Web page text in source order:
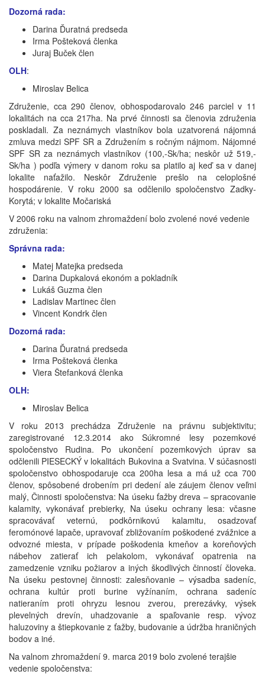
Dozorná rada:
Darina Ďuratná predseda
Irma Pošteková členka
Juraj Buček člen
OLH:
Miroslav Belica
Združenie, cca 290 členov, obhospodarovalo 246 parciel v 11
lokalitách na cca 217ha. Na prvé činnosti sa členovia združenia
poskladali. Za neznámych vlastníkov bola uzatvorená nájomná
zmluva medzi SPF SR a Združením s ročným nájmom. Nájomné
SPF SR za neznámych vlastníkov (100,-Sk/ha; neskôr už 519,-
Sk/ha ) podľa výmery v danom roku sa platilo aj keď sa v danej
lokalite naťažilo. Neskôr Združenie prešlo na celoplošné
hospodárenie. V roku 2000 sa odčlenilo spoločenstvo Zadky-
Korytá; v lokalite Močariská
V 2006 roku na valnom zhromaždení bolo zvolené nové vedenie
združenia:
Správna rada:
Matej Matejka predseda
Darina Dupkalová ekonóm a pokladník
Lukáš Guzma člen
Ladislav Martinec člen
Vincent Kondrk člen
Dozorná rada:
Darina Ďuratná predseda
Irma Pošteková členka
Viera Štefanková členka
OLH:
Miroslav Belica
V roku 2013 prechádza Združenie na právnu subjektivitu;
zaregistrované 12.3.2014 ako Súkromné lesy pozemkové
spoločenstvo Rudina. Po ukončení pozemkových úprav sa
odčlenili PIESECKÝ v lokalitách Bukovina a Svatvina. V súčasnosti
spoločenstvo obhospodaruje cca 200ha lesa a má už cca 700
členov, spôsobené drobením pri dedení ale záujem členov veľmi
malý, Činnosti spoločenstva: Na úseku ťažby dreva – spracovanie
kalamity, vykonávať prebierky, Na úseku ochrany lesa: včasne
spracovávať veternú, podkôrnikovú kalamitu, osadzovať
feromónové lapače, upravovať zbližovaním poškodené zvážnice a
odvozné miesta, v prípade poškodenia kmeňov a koreňových
nábehov zatierať ich pelakolom, vykonávať opatrenia na
zamedzenie vzniku požiarov a iných škodlivých činností človeka.
Na úseku pestovnej činnosti: zalesňovanie – výsadba sadeníc,
ochrana kultúr proti burine vyžínaním, ochrana sadeníc
natieraním proti ohryzu lesnou zverou, prerezávky, výsek
plevelných drevín, uhadzovanie a spaľovanie resp. vývoz
haluzoviny a štiepkovanie z ťažby, budovanie a údržba hraničných
bodov a iné.
Na valnom zhromaždení 9. marca 2019 bolo zvolené terajšie
vedenie spoločenstva: